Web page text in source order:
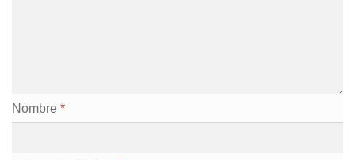
Nombre *